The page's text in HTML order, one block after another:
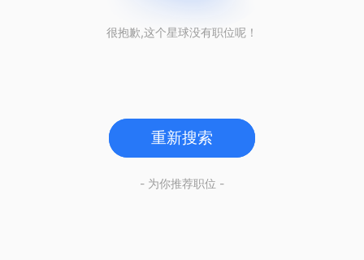
很抱歉,这个星球没有职位呢！
重新搜索
- 为你推荐职位 -